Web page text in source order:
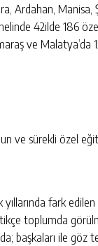
Ardahan, Manisa,
42ilde 186
ve Malatya’da
ve sürekli özel
fark
toplumda
başkaları ile